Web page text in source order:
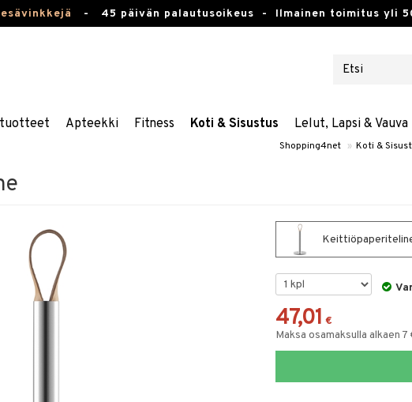
- 45 päivän palautusoikeus - Ilmainen toimitus yli
Apteekki Fitness Koti & Sisustus Lelut, Lapsi & Vauva
Shopping4net » Koti &
47,01 €
Maksa osamaksulla alkaen